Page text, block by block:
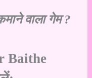
वाला गेम ?
Baithe